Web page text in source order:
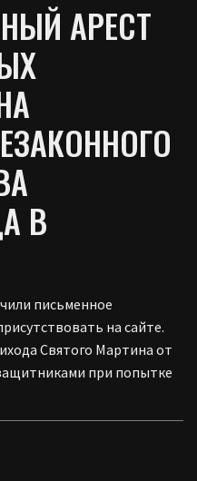
АРЕСТ
В
письменное
на сайте.
Святого Мартина от
при попытке